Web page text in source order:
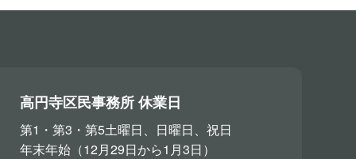
高円寺区民事務所 休業日
第1・第3・第5土曜日、日曜日、祝日
年末年始（12月29日から1月3日）